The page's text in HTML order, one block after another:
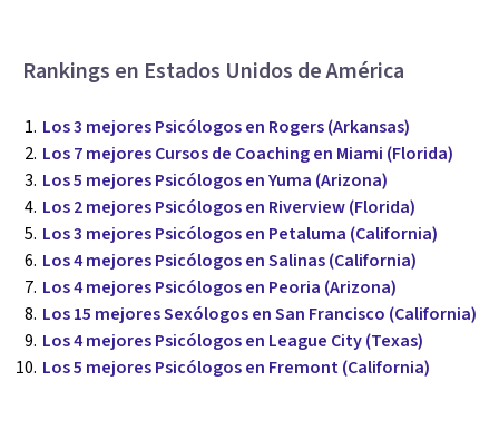
Rankings en Estados Unidos de América
Los 3 mejores Psicólogos en Rogers (Arkansas)
Los 7 mejores Cursos de Coaching en Miami (Florida)
Los 5 mejores Psicólogos en Yuma (Arizona)
Los 2 mejores Psicólogos en Riverview (Florida)
Los 3 mejores Psicólogos en Petaluma (California)
Los 4 mejores Psicólogos en Salinas (California)
Los 4 mejores Psicólogos en Peoria (Arizona)
Los 15 mejores Sexólogos en San Francisco (California)
Los 4 mejores Psicólogos en League City (Texas)
Los 5 mejores Psicólogos en Fremont (California)